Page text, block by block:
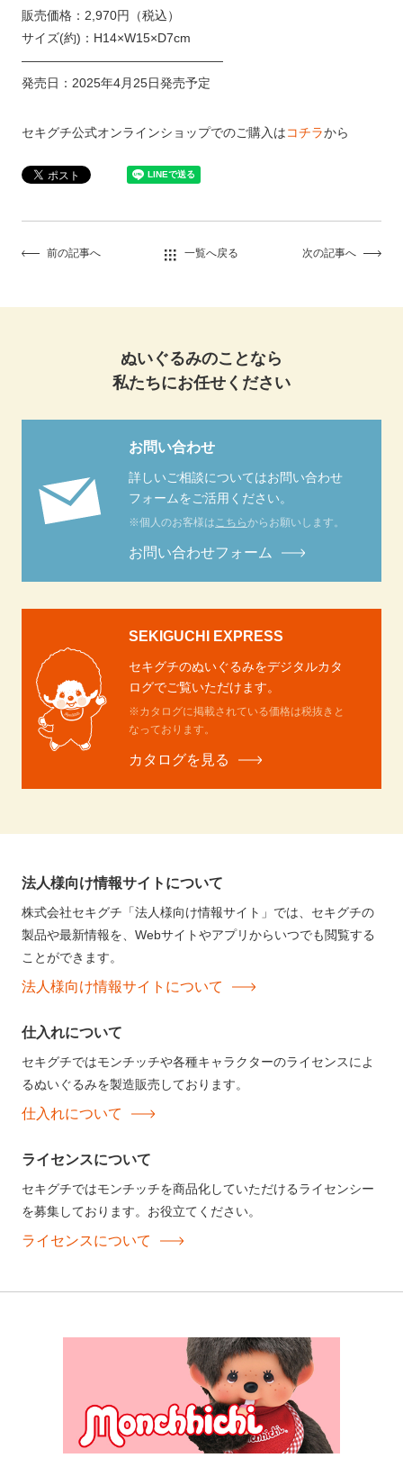
販売価格：2,970円（税込）
サイズ(約)：H14×W15×D7cm
————————————————
発売日：2025年4月25日発売予定
セキグチ公式オンラインショップでのご購入はコチラから
前の記事へ 一覧へ戻る 次の記事へ
ぬいぐるみのことなら
私たちにお任せください
お問い合わせ
詳しいご相談についてはお問い合わせ
フォームをご活用ください。
※個人のお客様はこちらからお願いします。
お問い合わせフォーム
SEKIGUCHI EXPRESS
セキグチのぬいぐるみをデジタルカタ
ログでご覧いただけます。
※カタログに掲載されている価格は税抜きと
なっております。
カタログを見る
法人様向け情報サイトについて
株式会社セキグチ「法人様向け情報サイト」では、セキグチの
製品や最新情報を、Webサイトやアプリからいつでも閲覧する
ことができます。
法人様向け情報サイトについて
仕入れについて
セキグチではモンチッチや各種キャラクターのライセンスによ
るぬいぐるみを製造販売しております。
仕入れについて
ライセンスについて
セキグチではモンチッチを商品化していただけるライセンシー
を募集しております。お役立てください。
ライセンスについて